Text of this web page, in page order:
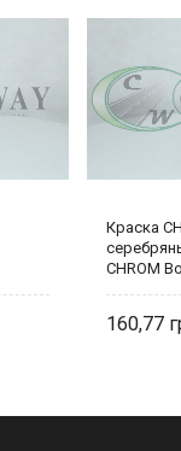
Краска
CHROM
160,77